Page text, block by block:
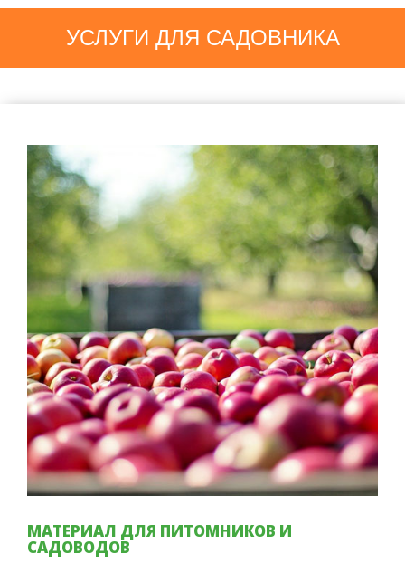
УСЛУГИ ДЛЯ САДОВНИКА
МАТЕРИАЛ ДЛЯ ПИТОМНИКОВ И
САДОВОДОВ